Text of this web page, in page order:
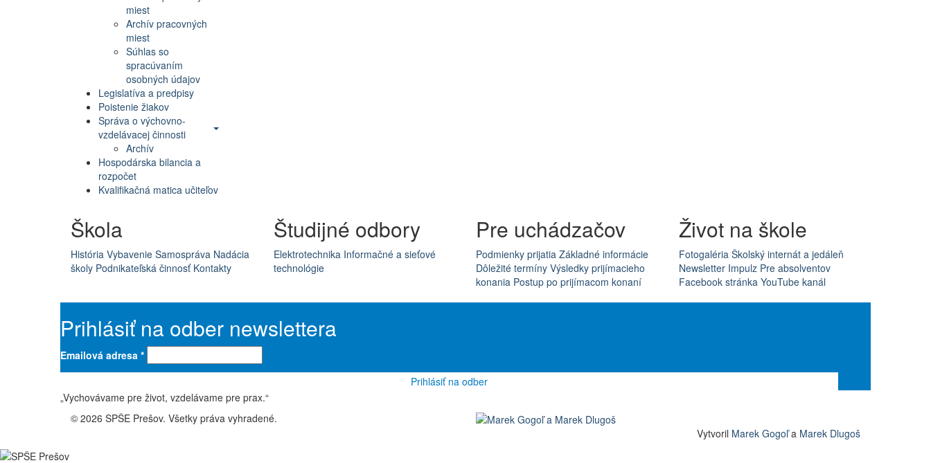
miest
Archív pracovných
miest
Súhlas so
spracúvaním
osobných údajov
Legislatíva a predpisy
Poistenie žiakov
Správa o výchovno-
vzdelávacej činnosti
Archív
Hospodárska bilancia a
rozpočet
Kvalifikačná matica učiteľov
Škola
História Vybavenie Samospráva Nadácia
školy Podnikateľská činnosť Kontakty
Študijné odbory
Elektrotechnika Informačné a sieťové
technológie
Pre uchádzačov
Podmienky prijatia Základné informácie
Dôležité termíny Výsledky prijímacieho
konania Postup po prijímacom konaní
Život na škole
Fotogaléria Školský internát a jedáleň
Newsletter Impulz Pre absolventov
Facebook stránka YouTube kanál
Prihlásiť na odber newslettera
Emailová adresa *
„Vychovávame pre život, vzdelávame pre prax.“
© 2026 SPŠE Prešov. Všetky práva vyhradené.
Vytvoril Marek Gogoľa Marek Dlugoš